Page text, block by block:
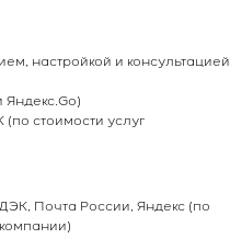
настройкой и консультацией
Яндекс.Go)
стоимости услуг
Почта России, Яндекс (по